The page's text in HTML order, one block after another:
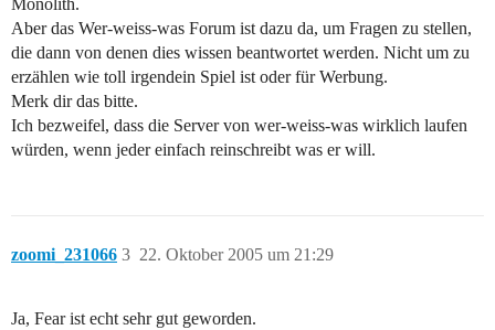
Monolith.
Aber das Wer-weiss-was Forum ist dazu da, um Fragen zu stellen,
die dann von denen dies wissen beantwortet werden. Nicht um zu
erzählen wie toll irgendein Spiel ist oder für Werbung.
Merk dir das bitte.
Ich bezweifel, dass die Server von wer-weiss-was wirklich laufen
würden, wenn jeder einfach reinschreibt was er will.
zoomi_231066 22. Oktober 2005 um 21:29
3
Ja, Fear ist echt sehr gut geworden.